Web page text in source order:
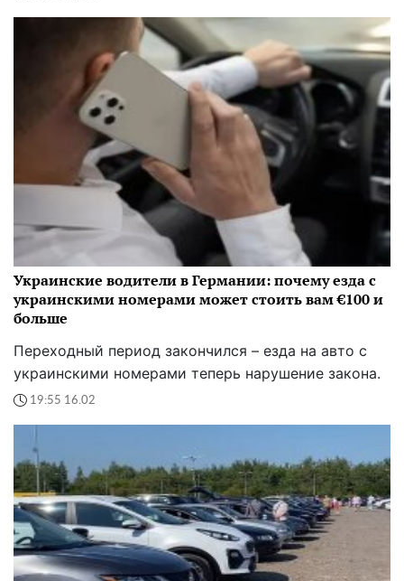
Украинские водители в Германии: почему езда с
украинскими номерами может стоить вам €100 и
больше
Переходный период закончился – езда на авто с
украинскими номерами теперь нарушение закона.
19:55 16.02